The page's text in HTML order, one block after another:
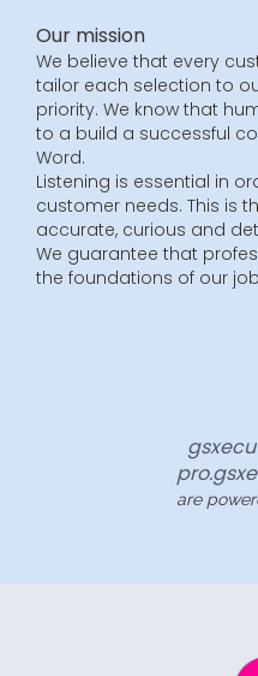
Our mission
We believe that every
tailor each selection to
priority. We know that
to a build a successful
Word.
Listening is essential in
customer needs. This is
accurate, curious and
We guarantee that
the foundations of our
are